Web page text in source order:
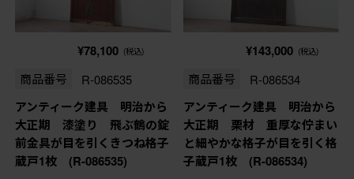
¥78,100 (税込)
商品番号 R-086535
アンティーク建具 明治から
大正期 漆塗り 飛ぶ鶴の錠
前金具が目を引くきつね格子
蔵戸1枚 (R-086535)
¥143,000 (税込)
商品番号 R-086534
アンティーク建具 明治から
大正期 栗材 重厚な佇まい
と細やかな格子が目を引く格
子蔵戸1枚 (R-086534)